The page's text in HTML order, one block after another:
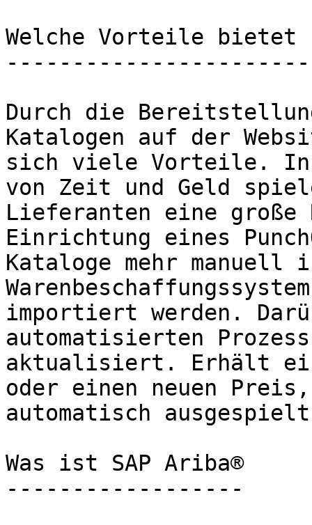
Welche Vorteile bietet
Durch die
Katalogen auf der
sich viele Vorteile.
von Zeit und Geld
Lieferanten eine
Einrichtung eines
Kataloge mehr manuell
importiert werden.
automatisierten
aktualisiert. Erhält ein
oder einen neuen
automatisch
Was ist SAP Ariba®
------------------